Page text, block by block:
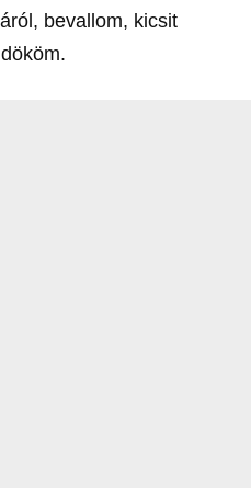
bevallom, kicsit